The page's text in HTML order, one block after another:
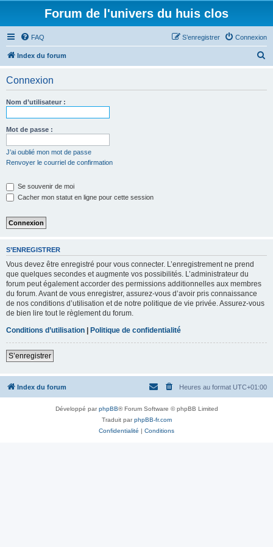
Forum de l'univers du huis clos
FAQ Connexion
S’enregistrer
Index du forum
Connexion
Nom d’utilisateur :
Mot de passe :
J’ai oublié mon mot de passe
Renvoyer le courriel de confirmation
Se souvenir de moi
Cacher mon statut en ligne pour cette session
S’ENREGISTRER
Vous devez être enregistré pour vous connecter. L’enregistrement ne prend
que quelques secondes et augmente vos possibilités. L’administrateur du
forum peut également accorder des permissions additionnelles aux membres
du forum. Avant de vous enregistrer, assurez-vous d’avoir pris connaissance
de nos conditions d’utilisation et de notre politique de vie privée. Assurez-vous
de bien lire tout le règlement du forum.
Conditions d’utilisation | Politique de confidentialité
S’enregistrer
Index du forum Heures au format UTC+01:00
Développé parphpBB® Forum Software © phpBB Limited
Traduit parphpBB-fr.com
Confidentialité | Conditions